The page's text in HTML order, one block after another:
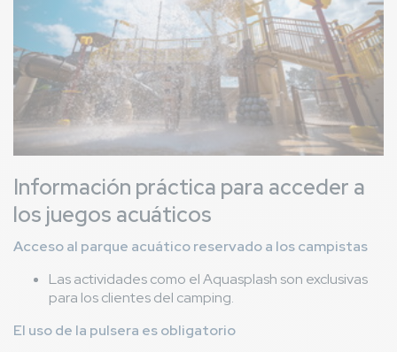
Información práctica para acceder a
los juegos acuáticos
Acceso al parque acuático reservado a los campistas
Las actividades como el Aquasplash son exclusivas
para los clientes del camping.
El uso de la pulsera es obligatorio